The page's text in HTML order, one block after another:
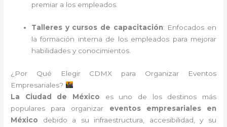
premiar a los empleados.
Talleres y cursos de capacitación: Enfocados en
la formación interna de los empleados para mejorar
habilidades y conocimientos.
¿Por Qué Elegir CDMX para Organizar Eventos
Empresariales?
La Ciudad de México es uno de los destinos más
populares para organizar eventos empresariales en
México debido a su infraestructura, accesibilidad, y su